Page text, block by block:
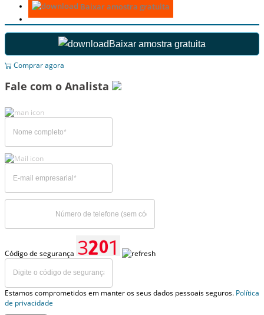
Baixar amostra gratuita
Baixar amostra gratuita
Comprar agora
Fale com o Analista
Código de segurança
Estamos comprometidos em manter os seus dados pessoais seguros. Política
de privacidade